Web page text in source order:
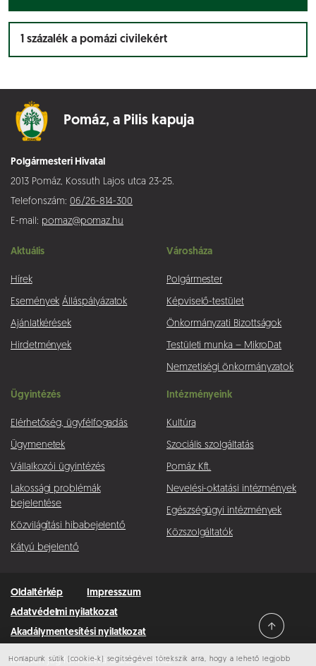
Honlapunk sütik (cookie-k) segítségével törekszik arra, hogy a lehető legjobb
1 százalék a pomázi civilekért
Pomáz, a Pilis kapuja
Polgármesteri Hivatal
2013 Pomáz, Kossuth Lajos utca 23-25.
Telefonszám: 06/26-814-300
E-mail: pomaz@pomaz.hu
Aktuális
Hírek
Események Álláspályázatok
Ajánlatkérések
Hirdetmények
Városháza
Polgármester
Képviselő-testület
Önkormányzati Bizottságok
Testületi munka – MikroDat
Nemzetiségi önkormányzatok
Ügyintézés
Elérhetőség, ügyfélfogadás
Ügymenetek
Vállalkozói ügyintézés
Lakossági problémák
bejelentése
Közvilágítási hibabejelentő
Kátyú bejelentő
Intézményeink
Kultúra
Szociális szolgáltatás
Pomáz Kft.
Nevelési-oktatási intézmények
Egészségügyi intézmények
Közszolgáltatók
Oldaltérkép
Impresszum
Adatvédelmi nyilatkozat
Akadálymentesítési nyilatkozat
Minden jog fenntartva © 2026 Pomáz